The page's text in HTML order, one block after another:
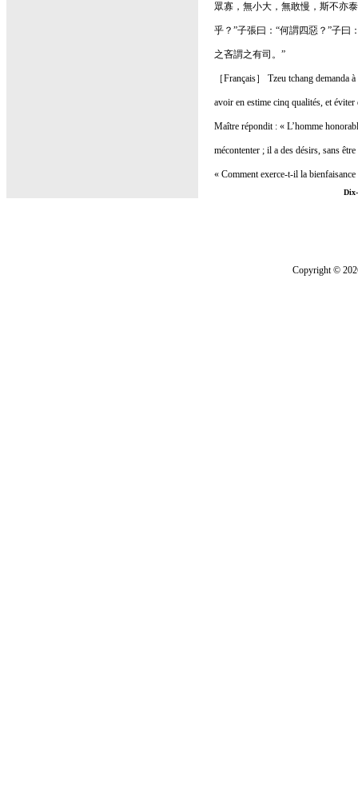
眾寡，無小大，無敢慢，斯不亦
乎？”子張曰：“何謂四惡？”子
之吝謂之有司。”
［Français］ Tzeu tchang
avoir en estime cinq qualités, et
Maître répondit : « L’homme
mécontenter ; il a des désirs, sans
« Comment exerce-t-il la
; par ce moyen, n’exerce-t-il pas la
orgueil ? L’homme honorable prend